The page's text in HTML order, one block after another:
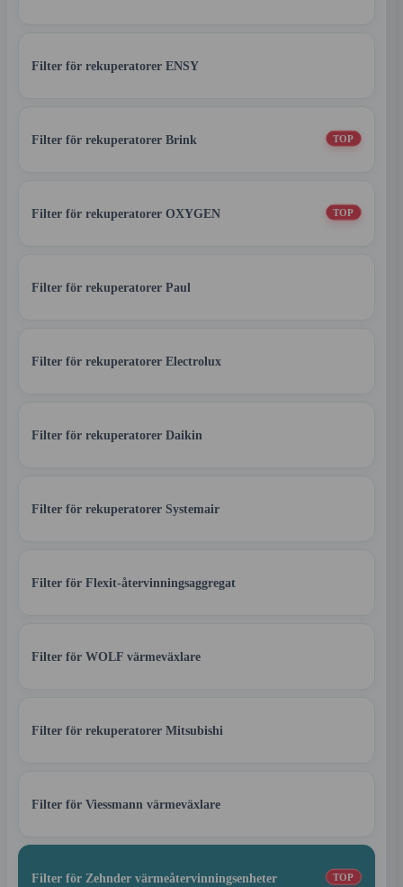
Filter för rekuperatorer ENSY
Filter för rekuperatorer Brink TOP
Filter för rekuperatorer OXYGEN TOP
Filter för rekuperatorer Paul
Filter för rekuperatorer Electrolux
Filter för rekuperatorer Daikin
Filter för rekuperatorer Systemair
Filter för Flexit-återvinningsaggregat
Filter för WOLF värmeväxlare
Filter för rekuperatorer Mitsubishi
Filter för Viessmann värmeväxlare
Filter för Zehnder värmeåtervinningsenheter TOP